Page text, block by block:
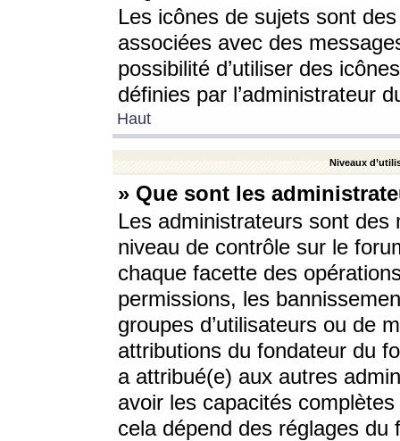
Les icônes de sujets sont
associées avec des
possibilité d’utiliser des
définies par l’administrateur
Haut
Niveaux
» Que sont les
Les administrateurs sont
niveau de contrôle sur le
chaque facette des
permissions, les
groupes d’utilisateurs ou de
attributions du fondateur du
a attribué(e) aux autres
avoir les capacités
cela dépend des réglages du